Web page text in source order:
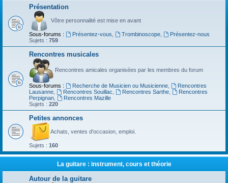
Présentation
Vôtre personnalité est mise en avant
Sous-forums : Présentez-vous Trombinoscope,
Présentez-nous
Sujets : 759
Rencontres musicales
Rencontres amicales organisées par les membres du forum
Sous-forums : Recherche de Musicien ou Musicienne,
Rencontres
Lausanne
Rencontres Souillac Rencontres Sarthe,
Rencontres
Perpignan
Rencontres Mazille
Sujets : 220
Petites annonces
Achats, ventes d'occasion, emploi.
Sujets : 160
La guitare : instrument, cours et théorie
Autour de la guitare